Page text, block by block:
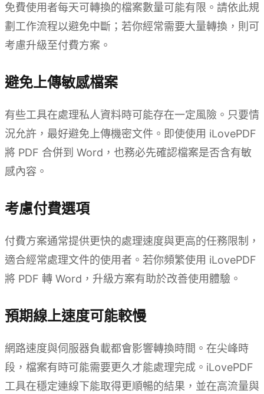
免費使用者每天可轉換的檔案數量可能有限。請依此規
劃工作流程以避免中斷；若你經常需要大量轉換，則可
考慮升級至付費方案。
避免上傳敏感檔案
有些工具在處理私人資料時可能存在一定風險。只要情
況允許，最好避免上傳機密文件。即使使用 iLovePDF
將 PDF 合併到 Word，也務必先確認檔案是否含有敏
感內容。
考慮付費選項
付費方案通常提供更快的處理速度與更高的任務限制，
適合經常處理文件的使用者。若你頻繁使用 iLovePDF
將 PDF 轉 Word，升級方案有助於改善使用體驗。
預期線上速度可能較慢
網路速度與伺服器負載都會影響轉換時間。在尖峰時
段，檔案有時可能需要更久才能處理完成。iLovePDF
工具在穩定連線下能取得更順暢的結果，並在高流量與